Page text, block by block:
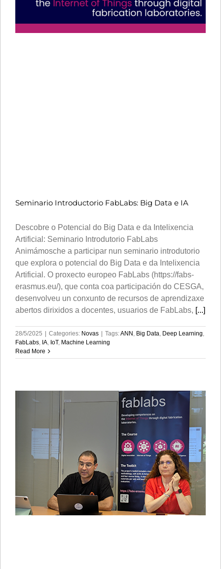
Seminario Introductorio FabLabs: Big Data e IA
Descobre o Potencial do Big Data e da Intelixencia
Artificial: Seminario Introdutorio FabLabs
Animámosche a participar nun seminario introdutorio
que explora o potencial do Big Data e da Intelixencia
Artificial. O proxecto europeo FabLabs (https://fabs-
erasmus.eu/), que conta coa participación do CESGA,
desenvolveu un conxunto de recursos de aprendizaxe
abertos dirixidos a docentes, usuarios de FabLabs, [...]
28/5/2025 | Categories: Novas | Tags:ANN Big Data Deep Learning
FabLabs IA IoT, Machine Learning
Read More